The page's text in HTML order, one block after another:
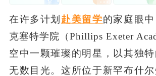
在许多计划 赴美留学的家庭眼
克塞特学院（Phillips Exeter
空中一颗璀璨的明星，以其独
无数目光。这所位于新罕布什